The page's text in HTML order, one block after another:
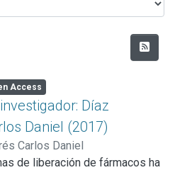
Access
Díaz
Daniel (2017)
Carlos Daniel
de liberación de fármacos ha